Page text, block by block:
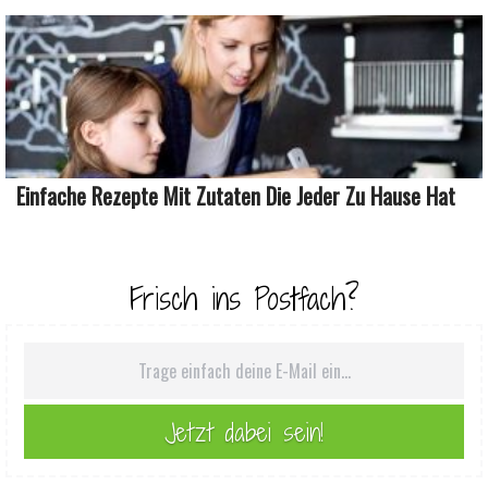
Einfache Rezepte Mit Zutaten Die Jeder Zu Hause Hat
Frisch ins Postfach?